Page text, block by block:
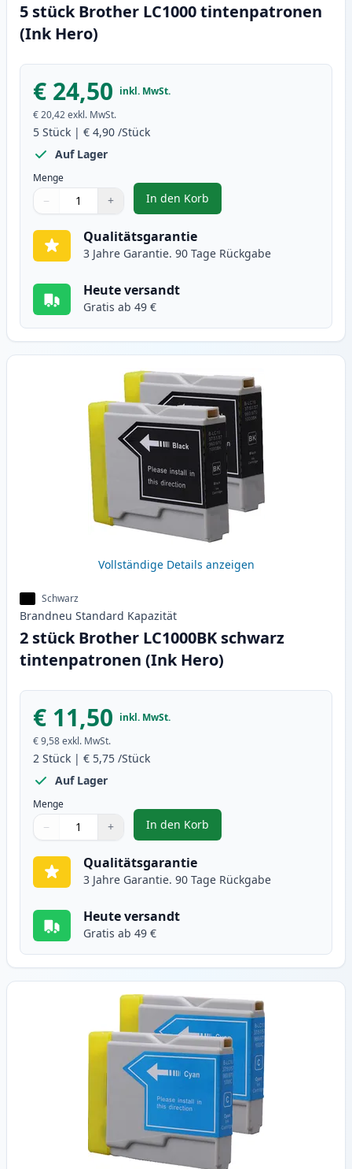
5 stück Brother LC1000 tintenpatronen
(Ink Hero)
€ 24,50 inkl. MwSt.
€ 20,42exkl. MwSt.
5 Stück | € 4,90 /Stück
Auf Lager
Menge
Verwenden Sie die Tasten, um anzupassen
− +
1
In den Korb
, 5 stück Brother LC1000
Qualitätsgarantie
3 Jahre Garantie. 90 Tage Rückgabe
Heute versandt
Gratis ab 49 €
Vollständige Details anzeigen
Schwarz
Brandneu Standard Kapazität
2 stück Brother LC1000BK schwarz
tintenpatronen (Ink Hero)
€ 11,50 inkl. MwSt.
€ 9,58exkl. MwSt.
2 Stück | € 5,75 /Stück
Auf Lager
Menge
Verwenden Sie die Tasten, um anzupassen
− +
1
In den Korb
, 2 stück Brother LC1000BK
Qualitätsgarantie
3 Jahre Garantie. 90 Tage Rückgabe
Heute versandt
Gratis ab 49 €